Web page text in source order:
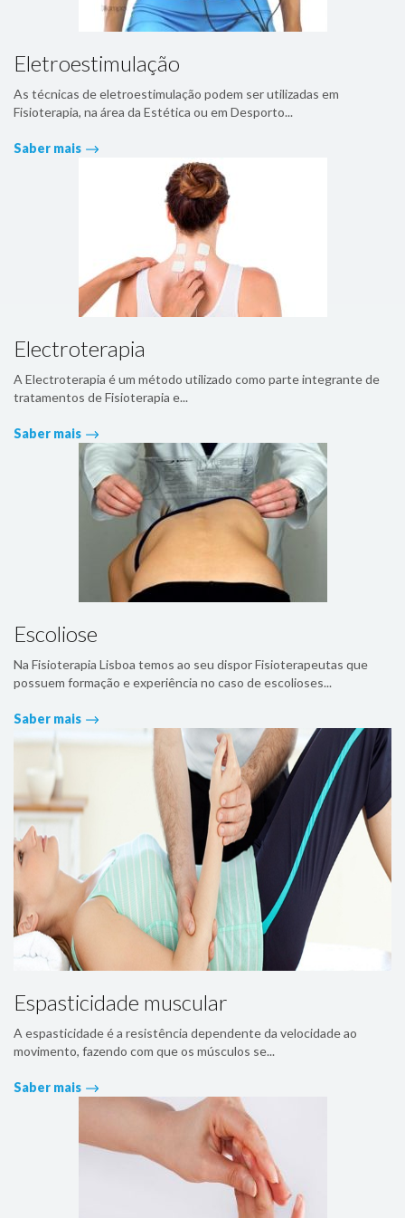
Eletroestimulação
As técnicas de eletroestimulação podem ser utilizadas em
Fisioterapia, na área da Estética ou em Desporto...
Saber mais
Electroterapia
A Electroterapia é um método utilizado como parte integrante de
tratamentos de Fisioterapia e...
Saber mais
Escoliose
Na Fisioterapia Lisboa temos ao seu dispor Fisioterapeutas que
possuem formação e experiência no caso de escolioses...
Saber mais
Espasticidade muscular
A espasticidade é a resistência dependente da velocidade ao
movimento, fazendo com que os músculos se...
Saber mais